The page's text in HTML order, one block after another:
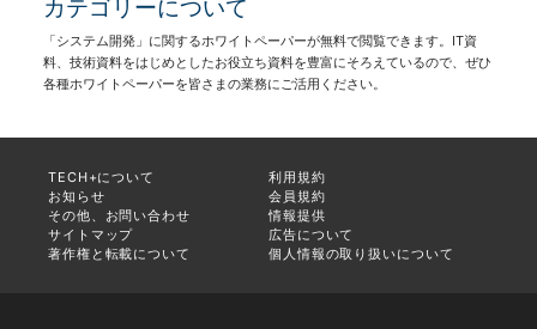
カテゴリーについて
「システム開発」に関するホワイトペーパーが無料で閲覧できます。IT資
料、技術資料をはじめとしたお役立ち資料を豊富にそろえているので、ぜひ
各種ホワイトペーパーを皆さまの業務にご活用ください。
TECH+について
利用規約
お知らせ
会員規約
その他、お問い合わせ
情報提供
サイトマップ
広告について
著作権と転載について
個人情報の取り扱いについて